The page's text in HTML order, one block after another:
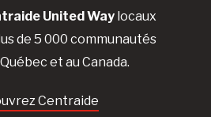
United Waylocaux
de 5 000 communautés
et au Canada.
Centraide